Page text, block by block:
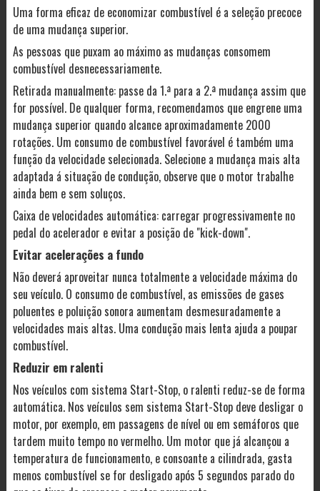
Uma forma eficaz de economizar combustível é a seleção precoce
de uma mudança superior.
As pessoas que puxam ao máximo as mudanças consomem
combustível desnecessariamente.
Retirada manualmente: passe da 1.ª para a 2.ª mudança assim que
for possível. De qualquer forma, recomendamos que engrene uma
mudança superior quando alcance aproximadamente 2000
rotações. Um consumo de combustível favorável é também uma
função da velocidade selecionada. Selecione a mudança mais alta
adaptada á situação de condução, observe que o motor trabalhe
ainda bem e sem soluços.
Caixa de velocidades automática: carregar progressivamente no
pedal do acelerador e evitar a posição de "kick-down".
Evitar acelerações a fundo
Não deverá aproveitar nunca totalmente a velocidade máxima do
seu veículo. O consumo de combustível, as emissões de gases
poluentes e poluição sonora aumentam desmesuradamente a
velocidades mais altas. Uma condução mais lenta ajuda a poupar
combustível.
Reduzir em ralenti
Nos veículos com sistema Start-Stop, o ralenti reduz-se de forma
automática. Nos veículos sem sistema Start-Stop deve desligar o
motor, por exemplo, em passagens de nível ou em semáforos que
tardem muito tempo no vermelho. Um motor que já alcançou a
temperatura de funcionamento, e consoante a cilindrada, gasta
menos combustível se for desligado após 5 segundos parado do